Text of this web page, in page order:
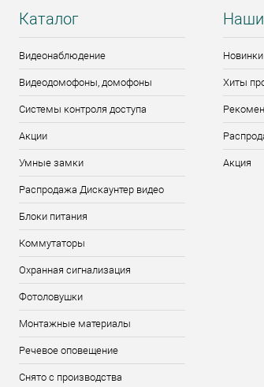
Каталог
Видеонаблюдение
Видеодомофоны, домофоны
Системы контроля доступа
Акции
Умные замки
Распродажа Дискаунтер видео
Блоки питания
Коммутаторы
Охранная сигнализация
Фотоловушки
Монтажные материалы
Речевое оповещение
Снято с производства
Новинки
Хиты
Акция